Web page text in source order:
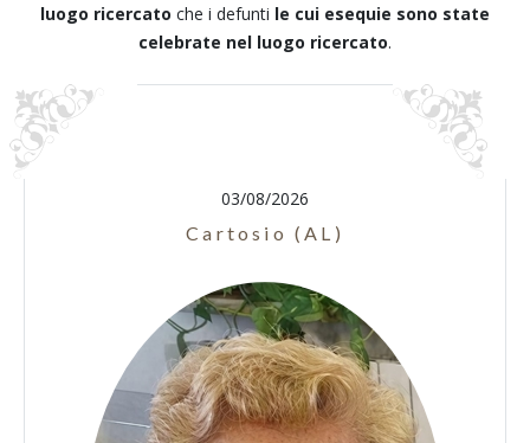
luogo ricercato che i defunti le cui esequie sono state
celebrate nel luogo ricercato.
03/08/2026
Cartosio (AL)